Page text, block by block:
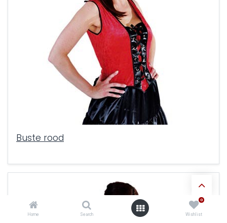
Home Search
0
Wishlist
Buste rood